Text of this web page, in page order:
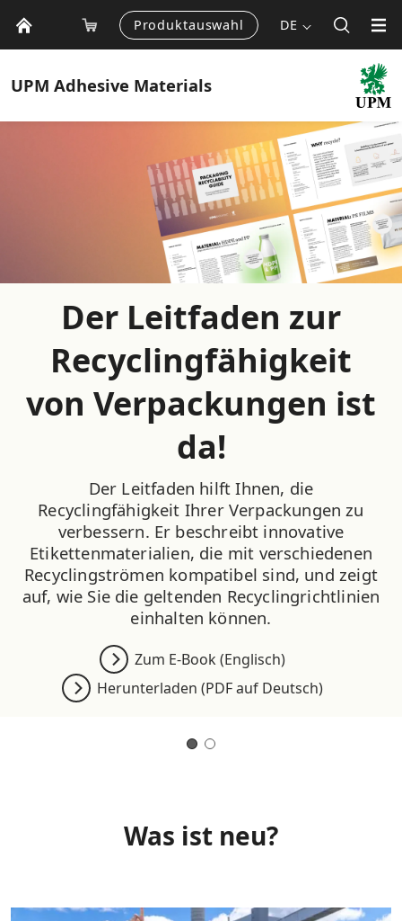
Produktauswahl DE
UPM Adhesive Materials
Der Leitfaden zur
Recyclingfähigkeit
von Verpackungen ist
da!
Der Leitfaden hilft Ihnen, die
Recyclingfähigkeit Ihrer Verpackungen zu
verbessern. Er beschreibt innovative
Etikettenmaterialien, die mit verschiedenen
Recyclingströmen kompatibel sind, und zeigt
auf, wie Sie die geltenden Recyclingrichtlinien
einhalten können.
Zum E-Book (Englisch)
Herunterladen (PDF auf Deutsch)
Was ist neu?